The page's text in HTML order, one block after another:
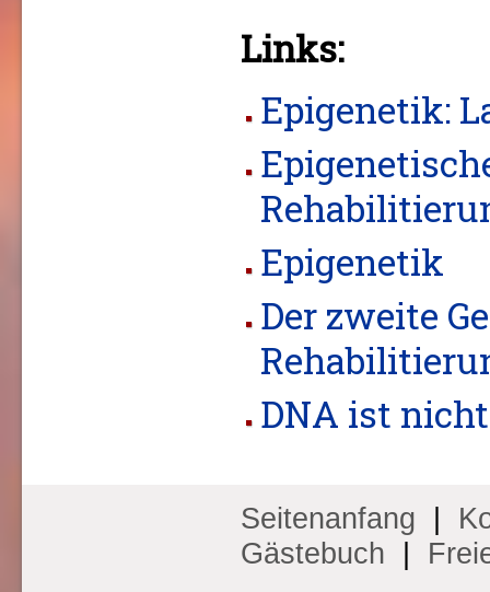
Links:
Epigenetik:
Epigenetik
Der zweite
DNA ist
Seitenanfang |
Gästebuch |